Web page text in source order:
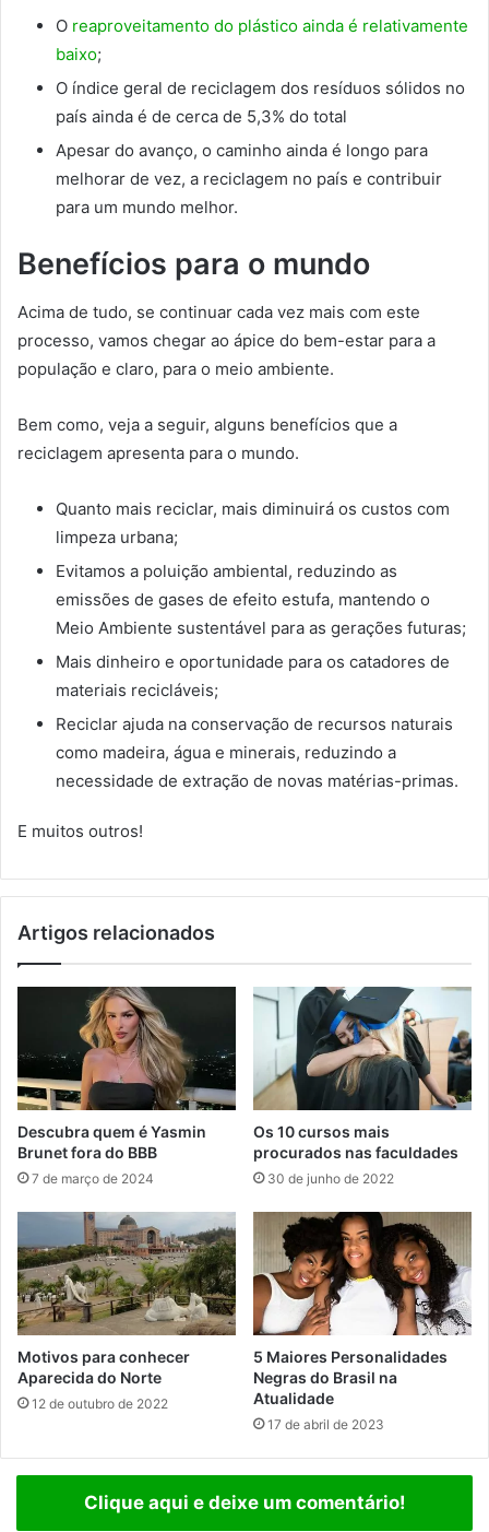
O reaproveitamento do plástico ainda é relativamente
baixo;
O índice geral de reciclagem dos resíduos sólidos no
país ainda é de cerca de 5,3% do total
Apesar do avanço, o caminho ainda é longo para
melhorar de vez, a reciclagem no país e contribuir
para um mundo melhor.
Benefícios para o mundo
Acima de tudo, se continuar cada vez mais com este
processo, vamos chegar ao ápice do bem-estar para a
população e claro, para o meio ambiente.
Bem como, veja a seguir, alguns benefícios que a
reciclagem apresenta para o mundo.
Quanto mais reciclar, mais diminuirá os custos com
limpeza urbana;
Evitamos a poluição ambiental, reduzindo as
emissões de gases de efeito estufa, mantendo o
Meio Ambiente sustentável para as gerações futuras;
Mais dinheiro e oportunidade para os catadores de
materiais recicláveis;
Reciclar ajuda na conservação de recursos naturais
como madeira, água e minerais, reduzindo a
necessidade de extração de novas matérias-primas.
E muitos outros!
Artigos relacionados
Descubra quem é Yasmin
Brunet fora do BBB
7 de março de 2024
Os 10 cursos mais
procurados nas faculdades
30 de junho de 2022
Motivos para conhecer
Aparecida do Norte
12 de outubro de 2022
5 Maiores Personalidades
Negras do Brasil na
Atualidade
17 de abril de 2023
Clique aqui e deixe um comentário!